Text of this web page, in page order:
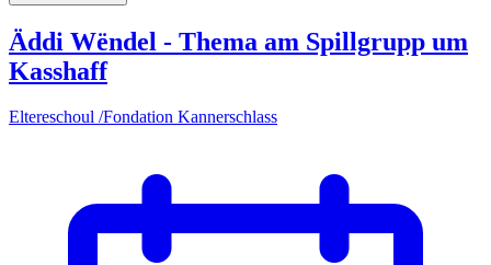
Äddi Wëndel - Thema am Spillgrupp um
Kasshaff
Eltereschoul /Fondation Kannerschlass